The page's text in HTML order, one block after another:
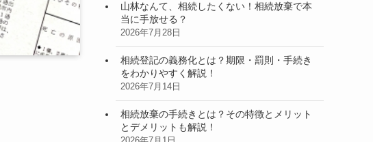
山林なんて、相続したくない！相続放棄で本
当に手放せる？
2026年7月28日
相続登記の義務化とは？期限・罰則・手続き
をわかりやすく解説！
2026年7月14日
相続放棄の手続きとは？その特徴とメリット
とデメリットも解説！